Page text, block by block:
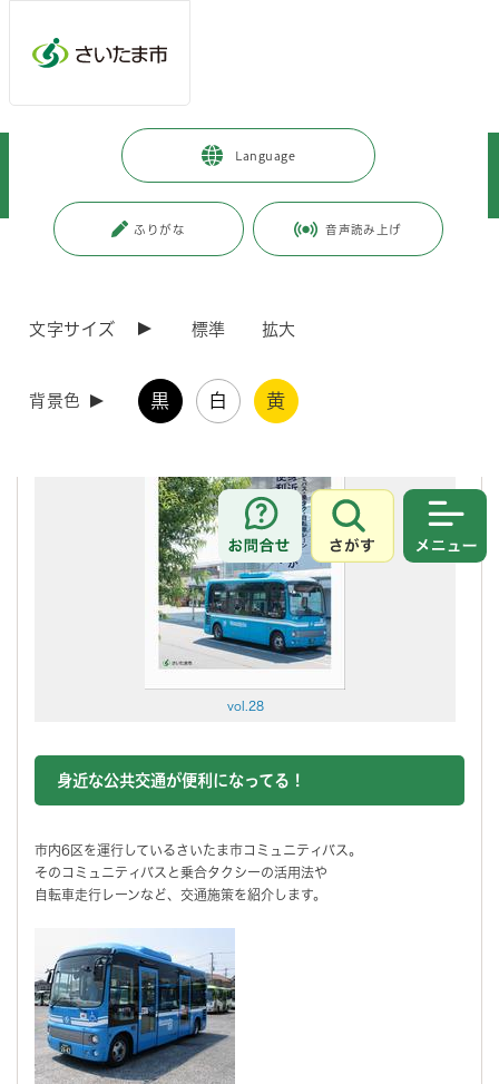
Language
ふりがな 音声読み上げ
文字サイズ 標準 拡大
背景色 黒 白 黄
お問合せ
さがす
暮らし・手続き > まちづくり・交通
都市局まちづくり広報誌「korekara」WEBサイト
各号の紹介
更新日付：2020年10月19日 / ページ番号：C061117
vol.28
身近な公共交通が便利になってる！
市内6区を運行しているさいたま市コミュニティバス。
そのコミュニティバスと乗合タクシーの活用法や
自転車走行レーンなど、交通施策を紹介します。